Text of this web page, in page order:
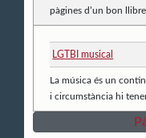
pàgines d’un bon llibre!
LGTBI musical
La música és un
i circumstància hi